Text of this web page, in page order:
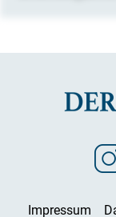
Impressum